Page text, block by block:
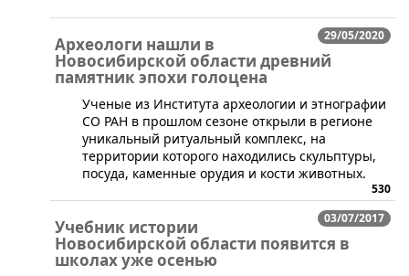
29/05/2020
Археологи нашли в
Новосибирской области древний
памятник эпохи голоцена
​Ученые из Института археологии и этнографии
СО РАН в прошлом сезоне открыли в регионе
уникальный ритуальный комплекс, на
территории которого находились скульптуры,
посуда, каменные орудия и кости животных.
530
03/07/2017
Учебник истории
Новосибирской области появится в
школах уже осенью